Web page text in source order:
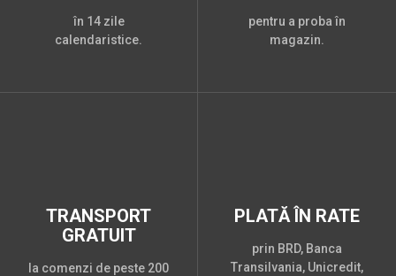
în 14 zile
calendaristice.
pentru a proba în
magazin.
TRANSPORT
GRATUIT
la comenzi de peste 200
PLATĂ ÎN RATE
prin BRD, Banca
Transilvania, Unicredit,